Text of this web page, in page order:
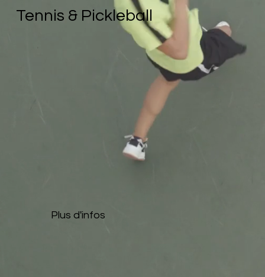
Tennis & Pickleball
Plus d'infos